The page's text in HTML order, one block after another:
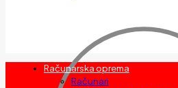
Računarska oprema
Računari